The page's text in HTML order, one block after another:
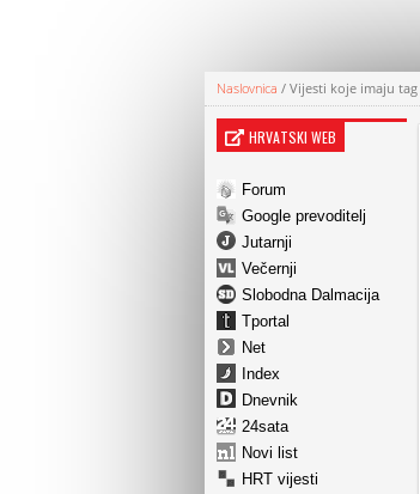
Naslovnica / Vijesti koje imaju tag
HRVATSKI WEB
Forum
Google prevoditelj
Jutarnji
Večernji
Slobodna Dalmacija
Tportal
Net
Index
Dnevnik
24sata
Novi list
HRT vijesti